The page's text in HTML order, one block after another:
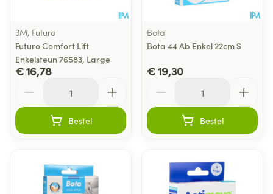
3M, Futuro
Futuro Comfort Lift
Enkelsteun 76583, Large
€ 16,78
Bestel
Bota
Bota 44 Ab Enkel 22cm S
€ 19,30
Bestel